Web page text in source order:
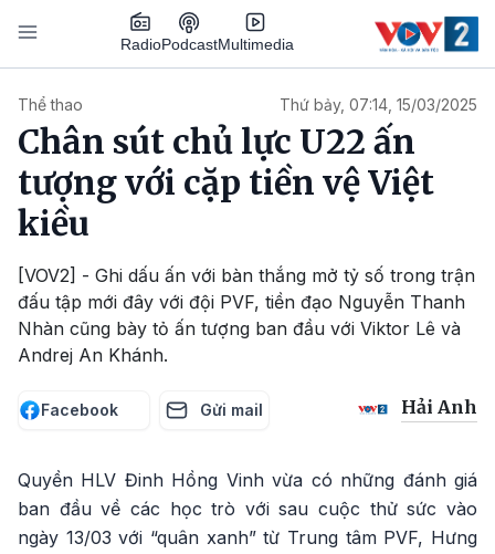
Nhảy đến nội dung
RadioPodcastMultimedia
Thể thao Thứ bảy, 07:14, 15/03/2025
Chân sút chủ lực U22 ấn
tượng với cặp tiền vệ Việt
kiều
[VOV2] - Ghi dấu ấn với bàn thắng mở tỷ số trong trận
đấu tập mới đây với đội PVF, tiền đạo Nguyễn Thanh
Nhàn cũng bày tỏ ấn tượng ban đầu với Viktor Lê và
Andrej An Khánh.
Facebook Gửi mail Hải Anh
Quyền HLV Đinh Hồng Vinh vừa có những đánh giá
ban đầu về các học trò với sau cuộc thử sức vào
ngày 13/03 với “quân xanh” từ Trung tâm PVF, Hưng